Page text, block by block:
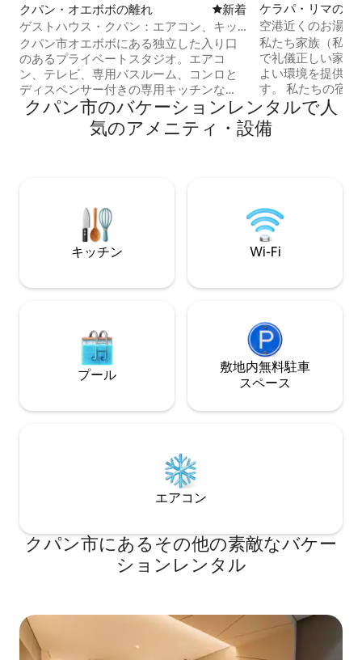
クパン・オエボボの離れ 新しい宿泊先
新着
ゲストハウス・クパン：エアコン、キッ
チン、空港近く
クパン市オエボボにある独立した入り口
のあるプライベートスタジオ。エアコ
ン、テレビ、専用バスルーム、コンロと
ディスペンサー付きの専用キッチンな
ど、アパートメントにふさわしい設備が
充実しています。広々としたお部屋とベ
いします。このサービスは、スケジュー
ルの空き状況に応じて再確認させていた
だきます。
ケラパ・リマの個
空港近くのお湯が
室
私たち家族（私、
で礼儀正しい家庭
よい環境を提供す
す。 私たちの宿泊施設は幹線道路沿いに
位置しているため
ません。必需品を
る必要はありません： 徒歩5分：
ます。
クパン市のバケーションレンタルで人
気のアメニティ・設備
キッチン Wi-Fi
プール
敷地内無料駐⁠車
ス⁠ペ⁠ー⁠ス
エアコン
クパン市にあるその他の素敵なバケー
ションレンタル